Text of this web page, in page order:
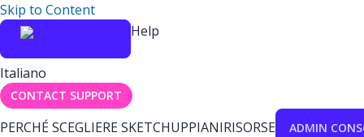
Skip to Content
Help
Italiano
CONTACT SUPPORT
PERCHÉ SCEGLIERE SKETCHUPPIANIRISORSE ADMIN